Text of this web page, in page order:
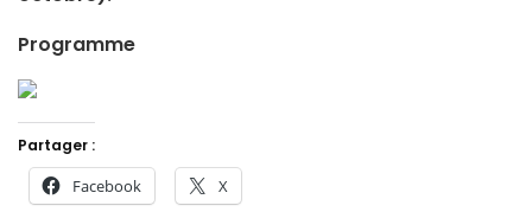
Programme
Partager :
Facebook X